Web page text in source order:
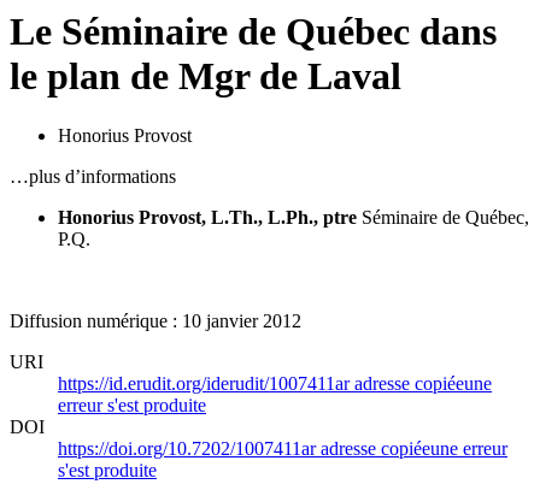
Le Séminaire de Québec dans
le plan de Mgr de Laval
Honorius Provost
…plus d’informations
Honorius Provost, L.Th., L.Ph., ptre Séminaire de Québec,
P.Q.
Diffusion numérique : 10 janvier 2012
URI
https://id.erudit.org/iderudit/1007411aradresse copiéeune
erreur s'est produite
DOI
https://doi.org/10.7202/1007411aradresse copiéeune erreur
s'est produite